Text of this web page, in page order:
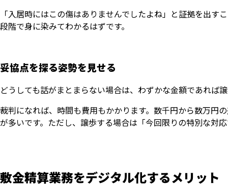
「入居時にはこの傷はありませんでしたよね」と証拠を出
段階で身に染みてわかるはずです。
妥協点を探る姿勢を見せる
どうしても話がまとまらない場合は、わずかな金額であれば
裁判になれば、時間も費用もかかります。数千円から数万円
が多いです。ただし、譲歩する場合は「今回限りの特別な対
敷金精算業務をデジタル化するメリット